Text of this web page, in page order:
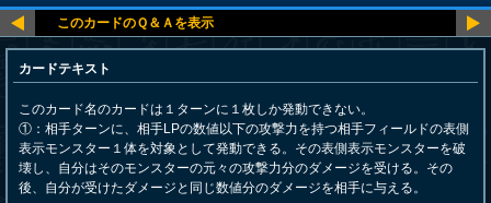
カードテキスト
このカード名のカードは１ターンに１枚しか発動できない。
①：相手ターンに、相手LPの数値以下の攻撃力を持つ相手フィールドの表側
表示モンスター１体を対象として発動できる。その表側表示モンスターを破
壊し、自分はそのモンスターの元々の攻撃力分のダメージを受ける。その
後、自分が受けたダメージと同じ数値分のダメージを相手に与える。